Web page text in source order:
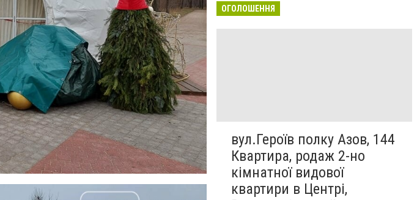
ОГОЛОШЕННЯ
вул.Героїв полку Азов, 144
Квартира, родаж 2-но
кімнатної видової
квартири в Центрі,